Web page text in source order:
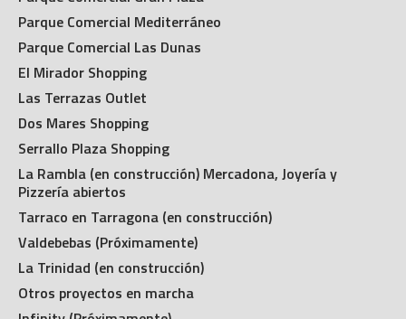
Parque Comercial Mediterráneo
Parque Comercial Las Dunas
El Mirador Shopping
Las Terrazas Outlet
Dos Mares Shopping
Serrallo Plaza Shopping
La Rambla (en construcción) Mercadona, Joyería y
Pizzería abiertos
Tarraco en Tarragona (en construcción)
Valdebebas (Próximamente)
La Trinidad (en construcción)
Otros proyectos en marcha